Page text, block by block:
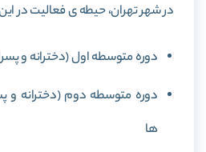
در شهر تهران، حیطه ی فعالیت در
دوره متوسطه اول (دخترانه و
دوره متوسطه دوم (دخترانه و
ها